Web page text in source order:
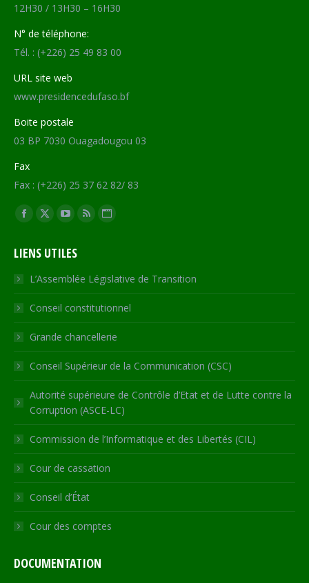
12H30 / 13H30 – 16H30
N° de téléphone:
Tél. : (+226) 25 49 83 00
URL site web
www.presidencedufaso.bf
Boite postale
03 BP 7030 Ouagadougou 03
Fax
Fax : (+226) 25 37 62 82/ 83
Trouvez nous sur :
Facebook
opens
in
new
window
X
opens
in
new
window
YouTube
opens
in
new
window
RSS
in
new
window
Site
opens
in
new
LIENS UTILES
L’Assemblée Législative de Transition
Conseil constitutionnel
Grande chancellerie
Conseil Supérieur de la Communication (CSC)
Autorité supérieure de Contrôle d’Etat et de Lutte contre la
Corruption (ASCE-LC)
Commission de l’Informatique et des Libertés (CIL)
Cour de cassation
Conseil d’État
Cour des comptes
DOCUMENTATION